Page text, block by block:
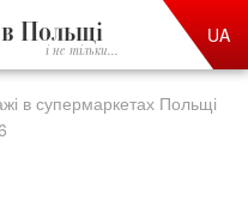
Польщі
і не тільки...
UA
в супермаркетах Польщі